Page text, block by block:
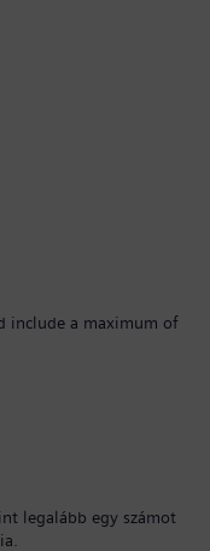
include a maximum of
legalább egy számot